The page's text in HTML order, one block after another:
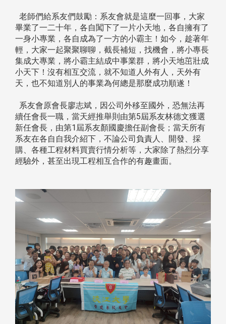
老師們給系友們鼓勵：系友會就是這麼一回事，大家
畢業了一二十年，各自闖下了一片小天地，各自擁有了
一身小專業，各自成為了一方的小霸主！如今，趁著年
輕，大家一起聚聚聊聊，截長補短，找機會，將小專長
集成大專業，將小霸主結成中事業群，將小天地茁壯成
小天下！沒有相互交流，就不知道人外有人，天外有
天，也不知道別人的事業為何總是那麼成功順遂！
系友會原會長廖志斌，因公司外移至國外，恐無法再
續任會長一職，當天經推舉則由第5屆系友林德文獲選
新任會長，由第1屆系友顏國慶擔任副會長；當天所有
系友在各自自我介紹下，不論公司負責人、開發、採
購、各種工程材料買賣行情分析等，大家除了熱烈分享
經驗外，甚至出現工程相互合作的有趣畫面。